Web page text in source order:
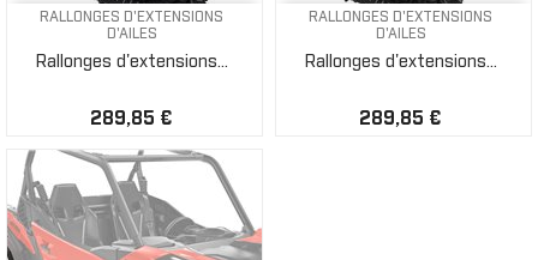
RALLONGES D'EXTENSIONS
D'AILES
Rallonges d'extensions...
289,85 €
RALLONGES D'EXTENSIONS
D'AILES
Rallonges d'extensions...
289,85 €